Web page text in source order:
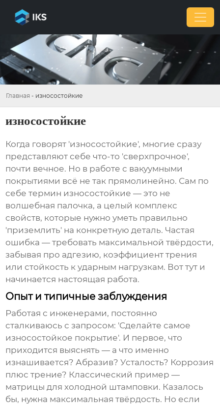
Главная - износостойкие
износостойкие
Когда говорят 'износостойкие', многие сразу
представляют себе что-то 'сверхпрочное',
почти вечное. Но в работе с вакуумными
покрытиями всё не так прямолинейно. Сам по
себе термин износостойкие — это не
волшебная палочка, а целый комплекс
свойств, которые нужно уметь правильно
'приземлить' на конкретную деталь. Частая
ошибка — требовать максимальной твёрдости,
забывая про адгезию, коэффициент трения
или стойкость к ударным нагрузкам. Вот тут и
начинается настоящая работа.
Опыт и типичные заблуждения
Работая с инженерами, постоянно
сталкиваюсь с запросом: 'Сделайте самое
износостойкое покрытие'. И первое, что
приходится выяснять — а что именно
изнашивается? Абразив? Усталость? Коррозия
плюс трение? Классический пример —
матрицы для холодной штамповки. Казалось
бы, нужна максимальная твёрдость. Но если